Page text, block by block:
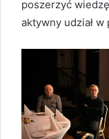
poszerzyć
aktywny udział